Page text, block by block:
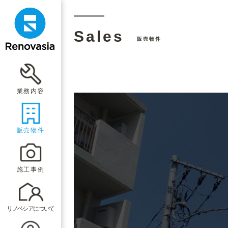
業務内容
販売物件
施工事例
リノベシアについて
Sales 販売物件